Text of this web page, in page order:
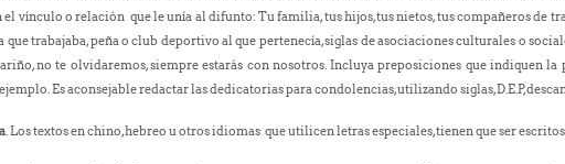
vínculo o relación que le unía al difunto: Tu familia, tus hijos, tus nietos, tus compañeros de
trabajaba, peña o club deportivo al que pertenecía, siglas de asociaciones culturales o
no te olvidaremos, siempre estarás con nosotros. Incluya preposiciones que indiquen
Es aconsejable redactar las dedicatorias para condolencias, utilizando siglas, D.E.P,
. Los textos en chino, hebreo u otros idiomas que utilicen letras especiales, tienen que ser